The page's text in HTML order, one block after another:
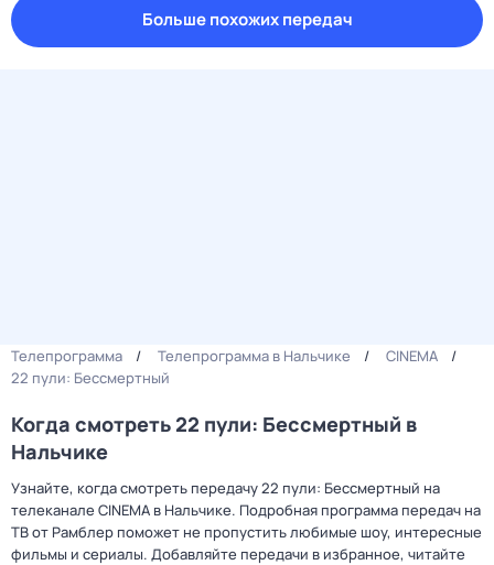
Больше похожих передач
Телепрограмма Телепрограмма в Нальчике
CINEMA
22 пули: Бессмертный
Когда смотреть 22 пули: Бессмертный в
Нальчике
Узнайте, когда смотреть передачу 22 пули: Бессмертный на
телеканале CINEMA в Нальчике. Подробная программа передач на
ТВ от Рамблер поможет не пропустить любимые шоу, интересные
фильмы и сериалы. Добавляйте передачи в избранное, читайте